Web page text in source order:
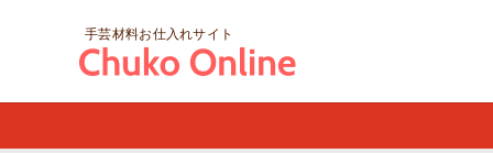
手芸材料お仕入れサイト